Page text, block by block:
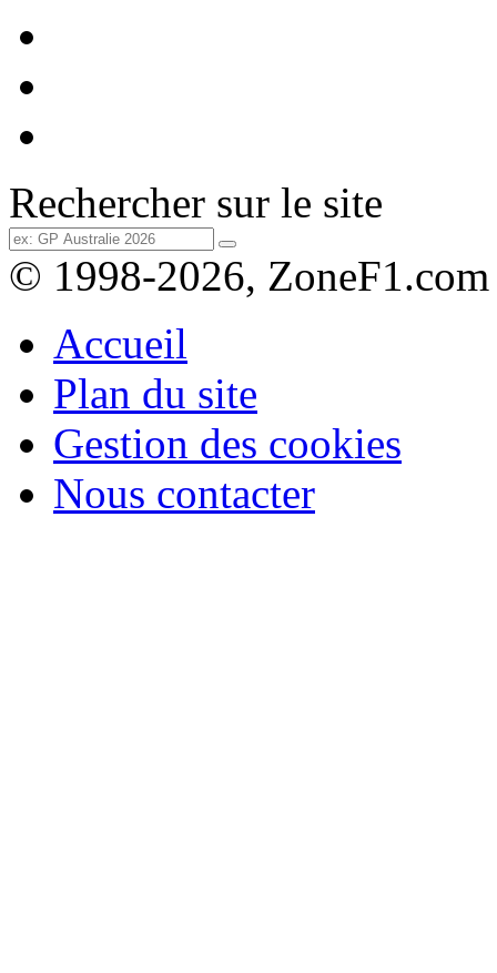
Rechercher sur le site
© 1998-2026, ZoneF1.com
Accueil
Plan du site
Gestion des cookies
Nous contacter